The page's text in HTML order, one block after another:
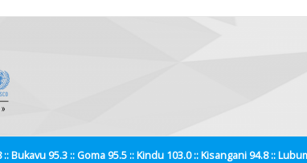
Bukavu 95.3 :: Goma 95.5 :: Kindu 103.0 :: Kisangani 94.8 ::